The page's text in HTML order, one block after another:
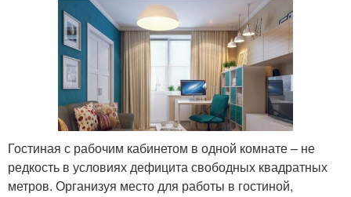
Гостиная с рабочим кабинетом в одной комнате – не
редкость в условиях дефицита свободных квадратных
метров. Организуя место для работы в гостиной,